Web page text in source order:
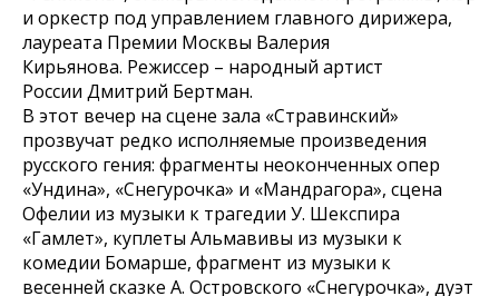
и оркестр под управлением главного дирижера,
лауреата Премии Москвы Валерия
Кирьянова. Режиссер – народный артист
России Дмитрий Бертман.
В этот вечер на сцене зала «Стравинский»
прозвучат редко исполняемые произведения
русского гения: фрагменты неоконченных опер
«Ундина», «Снегурочка» и «Мандрагора», сцена
Офелии из музыки к трагедии У. Шекспира
«Гамлет», куплеты Альмавивы из музыки к
комедии Бомарше, фрагмент из музыки к
весенней сказке А. Островского «Снегурочка», дуэт